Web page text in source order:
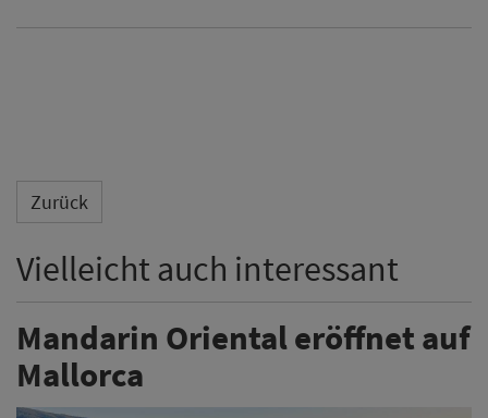
Zurück
Vielleicht auch interessant
Mandarin Oriental eröffnet auf
Mallorca